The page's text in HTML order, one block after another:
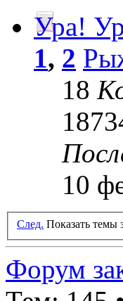
Ура!
1, 2
18
10
След. Показать темы
Форум